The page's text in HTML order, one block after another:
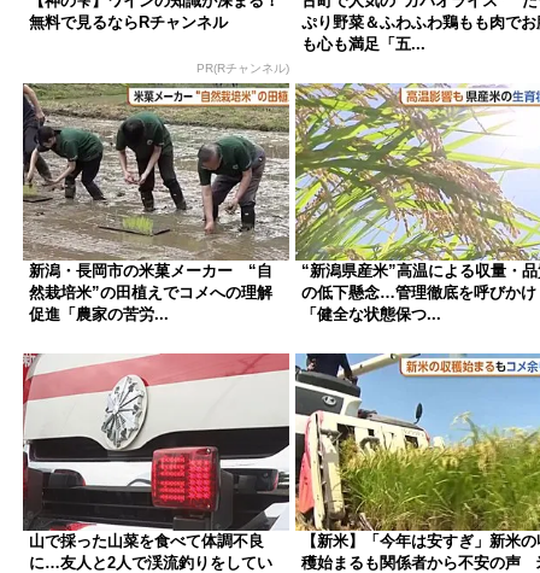
無料で見るならRチャンネル
PR(Rチャンネル)
ぷり野菜＆ふわふわ鶏もも肉でお
も心も満足「五...
新潟・長岡市の米菓メーカー “自
然栽培米”の田植えでコメへの理解
促進「農家の苦労...
“新潟県産米”高温による収量・
の低下懸念…管理徹底を呼びかけ
「健全な状態保つ...
山で採った山菜を食べて体調不良
に…友人と2人で渓流釣りをしてい
【新米】「今年は安すぎ」新米の
穫始まるも関係者から不安の声